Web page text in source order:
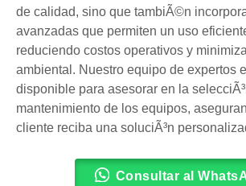
de calidad, sino que tambiÃ©n
avanzadas que permiten un uso
reduciendo costos operativos y
ambiental. Nuestro equipo de expertos
disponible para asesorar en la
mantenimiento de los equipos,
cliente reciba una soluciÃ³n
Consultar al